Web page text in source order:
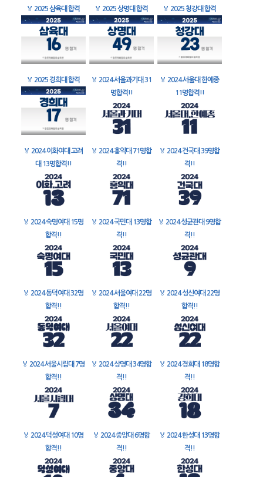
🏅 2025 삼육대 합격 🏅 2025 상명대 합격 🏅 2025 청강대 합격
🏅 2025 경희대 합격 🏅 2024 서울과기대 31
명합격!!
🏅 2024 서울대 한예종
11명합격!!
🏅 2024 이화여대 고려
대 13명합격!!
🏅 2024 홍익대 71명합
격!!
🏅 2024 건국대 39명합
격!!
🏅 2024 숙명여대 15명
합격!!
🏅 2024 국민대 13명합
격!!
🏅 2024 성균관대 9명합
격!!
🏅 2024 동덕여대 32명
합격!!
🏅 2024 서울여대 22명
합격!!
🏅 2024 성신여대 22명
합격!!
🏅 2024 서울시립대 7명
합격!!
🏅 2024 상명대 34명합
격!!
🏅 2024 경희대 18명합
격!!
🏅 2024 덕성여대 10명
합격!!
🏅 2024 중앙대 6명합
격!!
🏅 2024 한성대 13명합
격!!